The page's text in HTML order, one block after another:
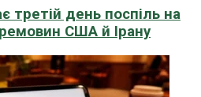
третій день поспіль на
США й Ірану